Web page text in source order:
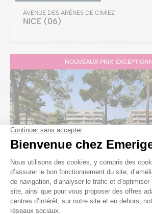
AVENUE DES ARÈNES DE CIMIEZ
NICE (06)
NOUVEAUX PRIX
EN COURS DE COMMERCIALISATION